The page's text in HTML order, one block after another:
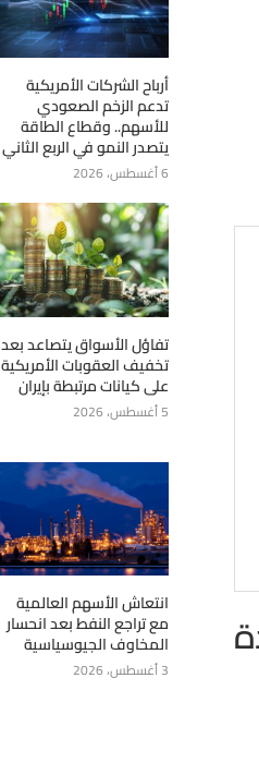
أرباح الشركات الأمريكية
تدعم الزخم الصعودي
للأسهم.. وقطاع الطاقة
يتصدر النمو في الربع الثاني
6 أغسطس، 2026
تفاؤل الأسواق يتصاعد بعد
تخفيف العقوبات الأمريكية
على كيانات مرتبطة بإيران
5 أغسطس، 2026
انتعاش الأسهم العالمية
مع تراجع النفط بعد انحسار
المخاوف الجيوسياسية
3 أغسطس، 2026